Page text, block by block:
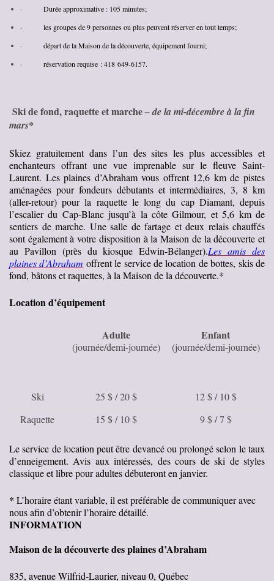
· Durée approximative : 105 minutes;
· les groupes de 9 personnes ou plus peuvent réserver en tout temps;
· départ de la Maison de la découverte, équipement fourni;
· réservation requise : 418 649-6157.
Ski de fond, raquette et marche– de la mi-décembre à la fin
mars*
Skiez gratuitement dans l’un des sites les plus accessibles et
enchanteurs offrant une vue imprenable sur le fleuve Saint-
Laurent. Les plaines d’Abraham vous offrent 12,6 km de pistes
aménagées pour fondeurs débutants et intermédiaires, 3, 8 km
(aller-retour) pour la raquette le long du cap Diamant, depuis
l’escalier du Cap-Blanc jusqu’à la côte Gilmour, et 5,6 km de
sentiers de marche. Une salle de fartage et deux relais chauffés
sont également à votre disposition à la Maison de la découverte et
au Pavillon (près du kiosque Edwin-Bélanger).Les amis des
plaines d’Abraham offrent le service de location de bottes, skis de
fond, bâtons et raquettes, à la Maison de la découverte.*
Location d’équipement
Adulte
(journée/demi-journée)
Enfant
(journée/demi-journée)
Ski 25 $ / 20 $
12 $ / 10 $
Raquette
15 $ / 10 $ 9 $ / 7 $
Le service de location peut être devancé ou prolongé selon le taux
d’enneigement. Avis aux intéressés, descours de ski de styles
classique et libre pour adultes débuteront en janvier.
* L’horaire étant variable, il est préférable de communiquer avec
nous afin d’obtenir l’horaire détaillé.
INFORMATION
Maison de la découverte des plaines d’Abraham
835, avenue Wilfrid-Laurier, niveau 0, Québec